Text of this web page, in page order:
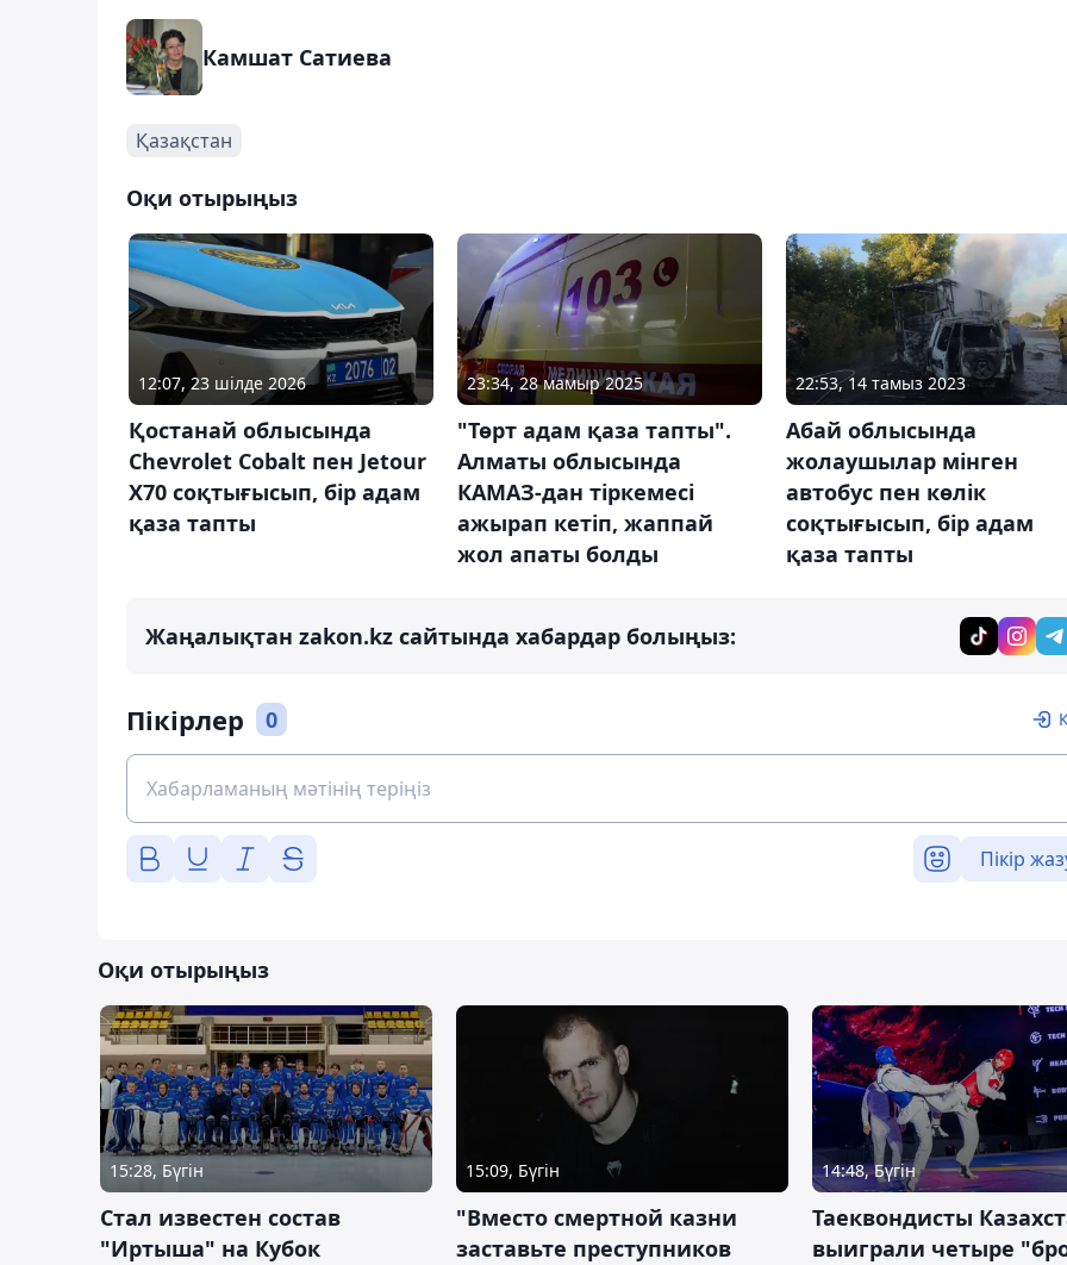
Камшат Сатиева
Қазақстан
Оқи отырыңыз
12:07, 23 шілде 2026
Қостанай облысында
Chevrolet Cobalt пен Jetour
X70 соқтығысып, бір адам
қаза тапты
23:34, 28 мамыр 2025
"Төрт адам қаза тапты".
Алматы облысында
КАМАЗ-дан тіркемесі
ажырап кетіп, жаппай
жол апаты болды
22:53, 14 тамыз 2023
Абай облысында
жолаушылар мінген
автобус пен көлік
соқтығысып, бір адам
қаза тапты
Жаңалықтан zakon.kz сайтында хабардар болыңыз:
Пікірлер 0
Пікір
Оқи отырыңыз
15:28, Бүгін
Стал известен состав
"Иртыша" на Кубок
15:09, Бүгін
"Вместо смертной казни
заставьте преступников
14:48, Бүгін
Таеквондисты
выиграли четыре